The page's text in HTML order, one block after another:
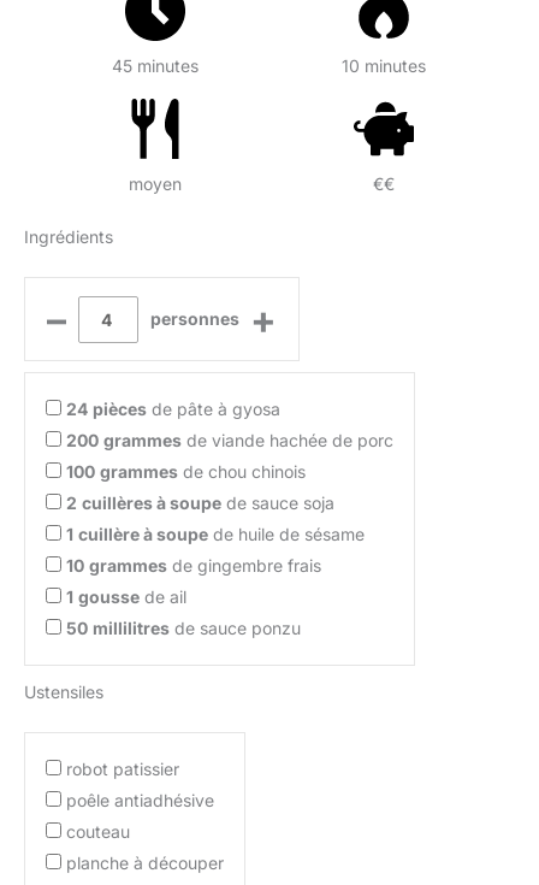
45 minutes 10 minutes
moyen €€
Ingrédients
– personnes +
24 pièces de pâte à gyosa
200 grammes de viande hachée de porc
100 grammes de chou chinois
2 cuillères à soupe de sauce soja
1 cuillère à soupe de huile de sésame
10 grammes de gingembre frais
1 gousse de ail
50 millilitres de sauce ponzu
Ustensiles
robot patissier
poêle antiadhésive
couteau
planche à découper